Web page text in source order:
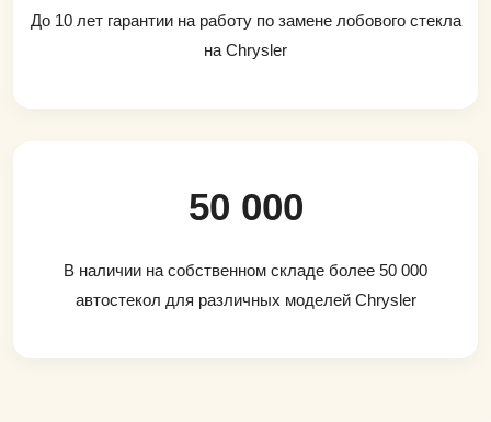
До 10 лет гарантии на работу по замене лобового стекла
на Chrysler
50 000
В наличии на собственном складе более 50 000
автостекол для различных моделей Chrysler